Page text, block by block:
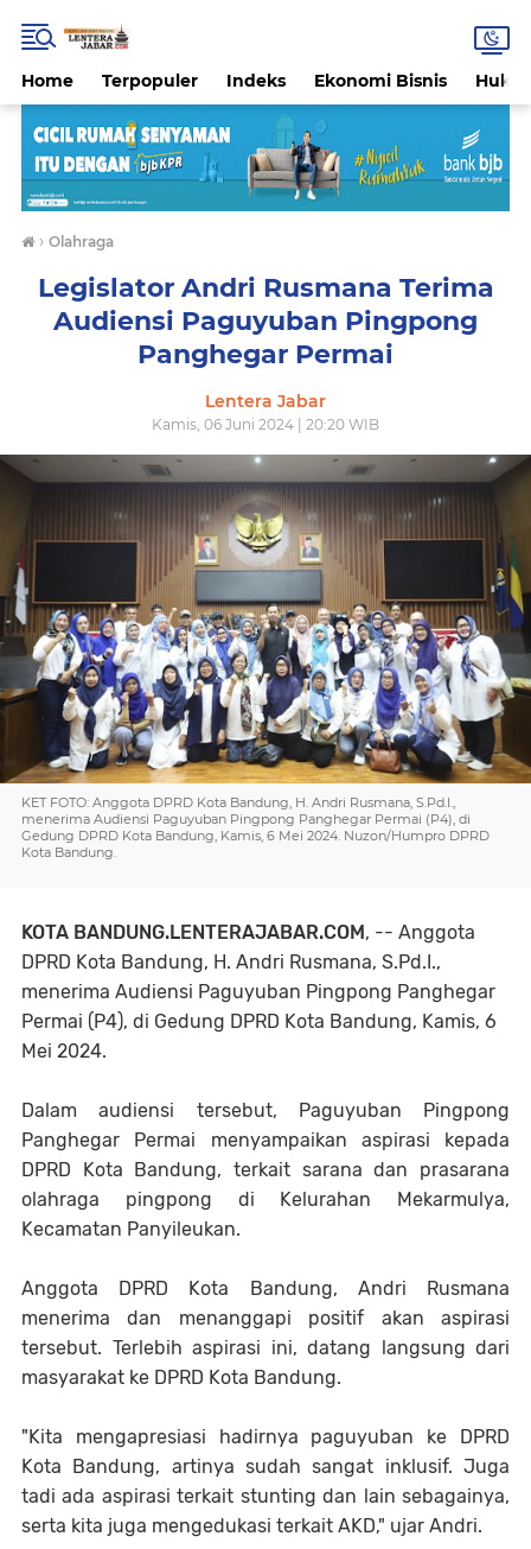
Home Terpopuler Indeks Ekonomi Bisnis
› Olahraga
Legislator Andri Rusmana Terima
Audiensi Paguyuban Pingpong
Panghegar Permai
Lentera Jabar
Kamis, 06 Juni 2024 | 20:20 WIB
KET FOTO: Anggota DPRD Kota Bandung, H. Andri Rusmana, S.Pd.I.,
menerima Audiensi Paguyuban Pingpong Panghegar Permai (P4), di
Gedung DPRD Kota Bandung, Kamis, 6 Mei 2024. Nuzon/Humpro DPRD
Kota Bandung.
KOTA BANDUNG.LENTERAJABAR.COM, -- Anggota
DPRD Kota Bandung, H. Andri Rusmana, S.Pd.I.,
menerima Audiensi Paguyuban Pingpong Panghegar
Permai (P4), di Gedung DPRD Kota Bandung, Kamis, 6
Mei 2024.
Dalam audiensi tersebut, Paguyuban Pingpong
Panghegar Permai menyampaikan aspirasi kepada
DPRD Kota Bandung, terkait sarana dan prasarana
olahraga pingpong di Kelurahan Mekarmulya,
Kecamatan Panyileukan.
Anggota DPRD Kota Bandung, Andri Rusmana
menerima dan menanggapi positif akan aspirasi
tersebut. Terlebih aspirasi ini, datang langsung dari
masyarakat ke DPRD Kota Bandung.
"Kita mengapresiasi hadirnya paguyuban ke DPRD
Kota Bandung, artinya sudah sangat inklusif. Juga
tadi ada aspirasi terkait stunting dan lain sebagainya,
serta kita juga mengedukasi terkait AKD," ujar Andri.